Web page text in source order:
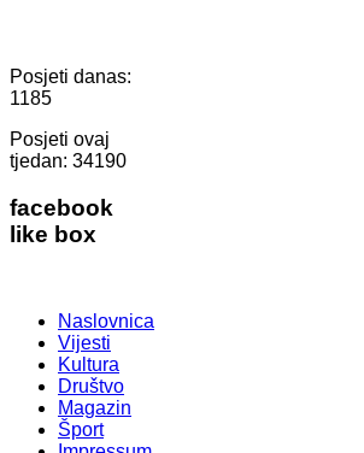
Posjeti danas:
1185
Posjeti ovaj
tjedan: 34190
facebook
like box
Naslovnica
Vijesti
Kultura
Društvo
Magazin
Šport